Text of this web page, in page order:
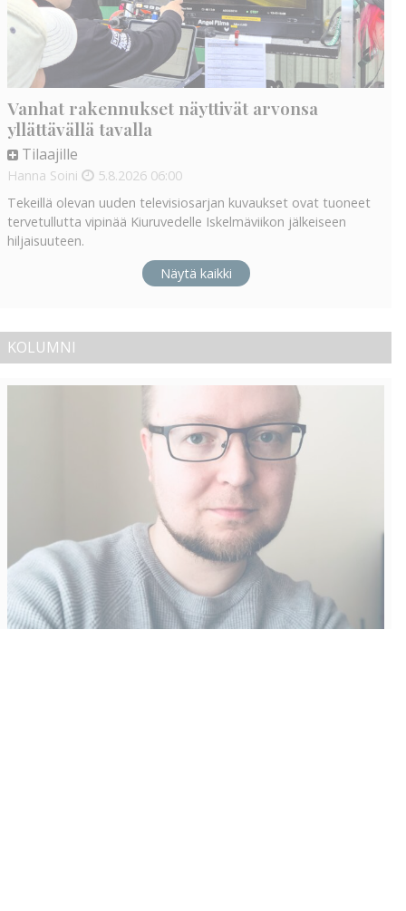
Vanhat rakennukset näyttivät arvonsa
yllättävällä tavalla
Tilaajille
Hanna Soini 5.8.2026 06:00
Tekeillä olevan uuden televisiosarjan kuvaukset ovat tuoneet
tervetullutta vipinää Kiuruvedelle Iskelmäviikon jälkeiseen
hiljaisuuteen.
Näytä kaikki
KOLUMNI